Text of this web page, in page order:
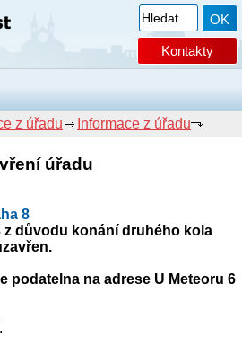
Kontakty
z úřadu Informace z úřadu
úřadu
8
z důvodu konání druhého kola
podatelna na adrese U Meteoru 6